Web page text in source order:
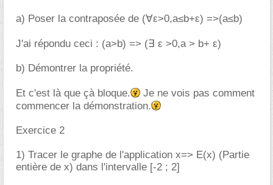
a) Poser la contraposée de (∀ε>0,a≤b+ε) =>(a≤b)
J'ai répondu ceci : (a>b) => (∃ ε >0,a > b+ ε)
b) Démontrer la propriété.
Et c'est là que çà bloque.
Je ne vois pas comment
commencer la démonstration.
Exercice 2
1) Tracer le graphe de l'application x=> E(x) (Partie
entière de x) dans l'intervalle [-2 ; 2]